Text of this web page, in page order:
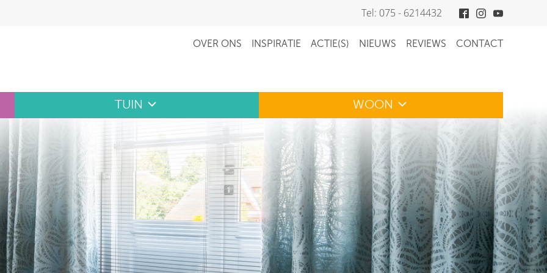
Tel: 075 - 6214432
OVER ONS INSPIRATIE ACTIE(S) NIEUWS REVIEWS CONTACT
TUIN WOON